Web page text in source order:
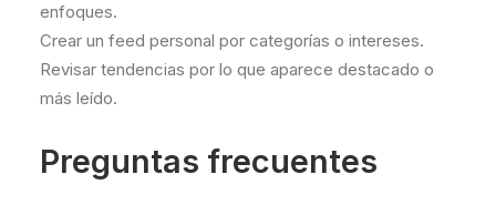
enfoques.
Crear un feed personal por categorías o intereses.
Revisar tendencias por lo que aparece destacado o
más leído.
Preguntas frecuentes